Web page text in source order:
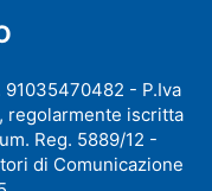
- P.Iva
regolarmente iscritta
Reg. 5889/12 -
di Comunicazione